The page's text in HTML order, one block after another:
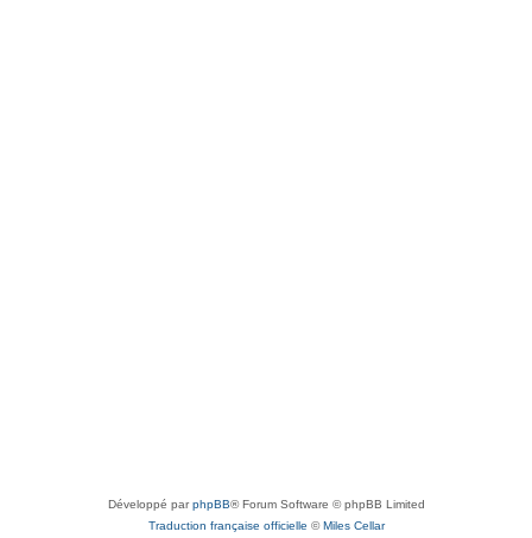
Développé parphpBB® Forum Software © phpBB Limited
Traduction française officielle ©Miles Cellar